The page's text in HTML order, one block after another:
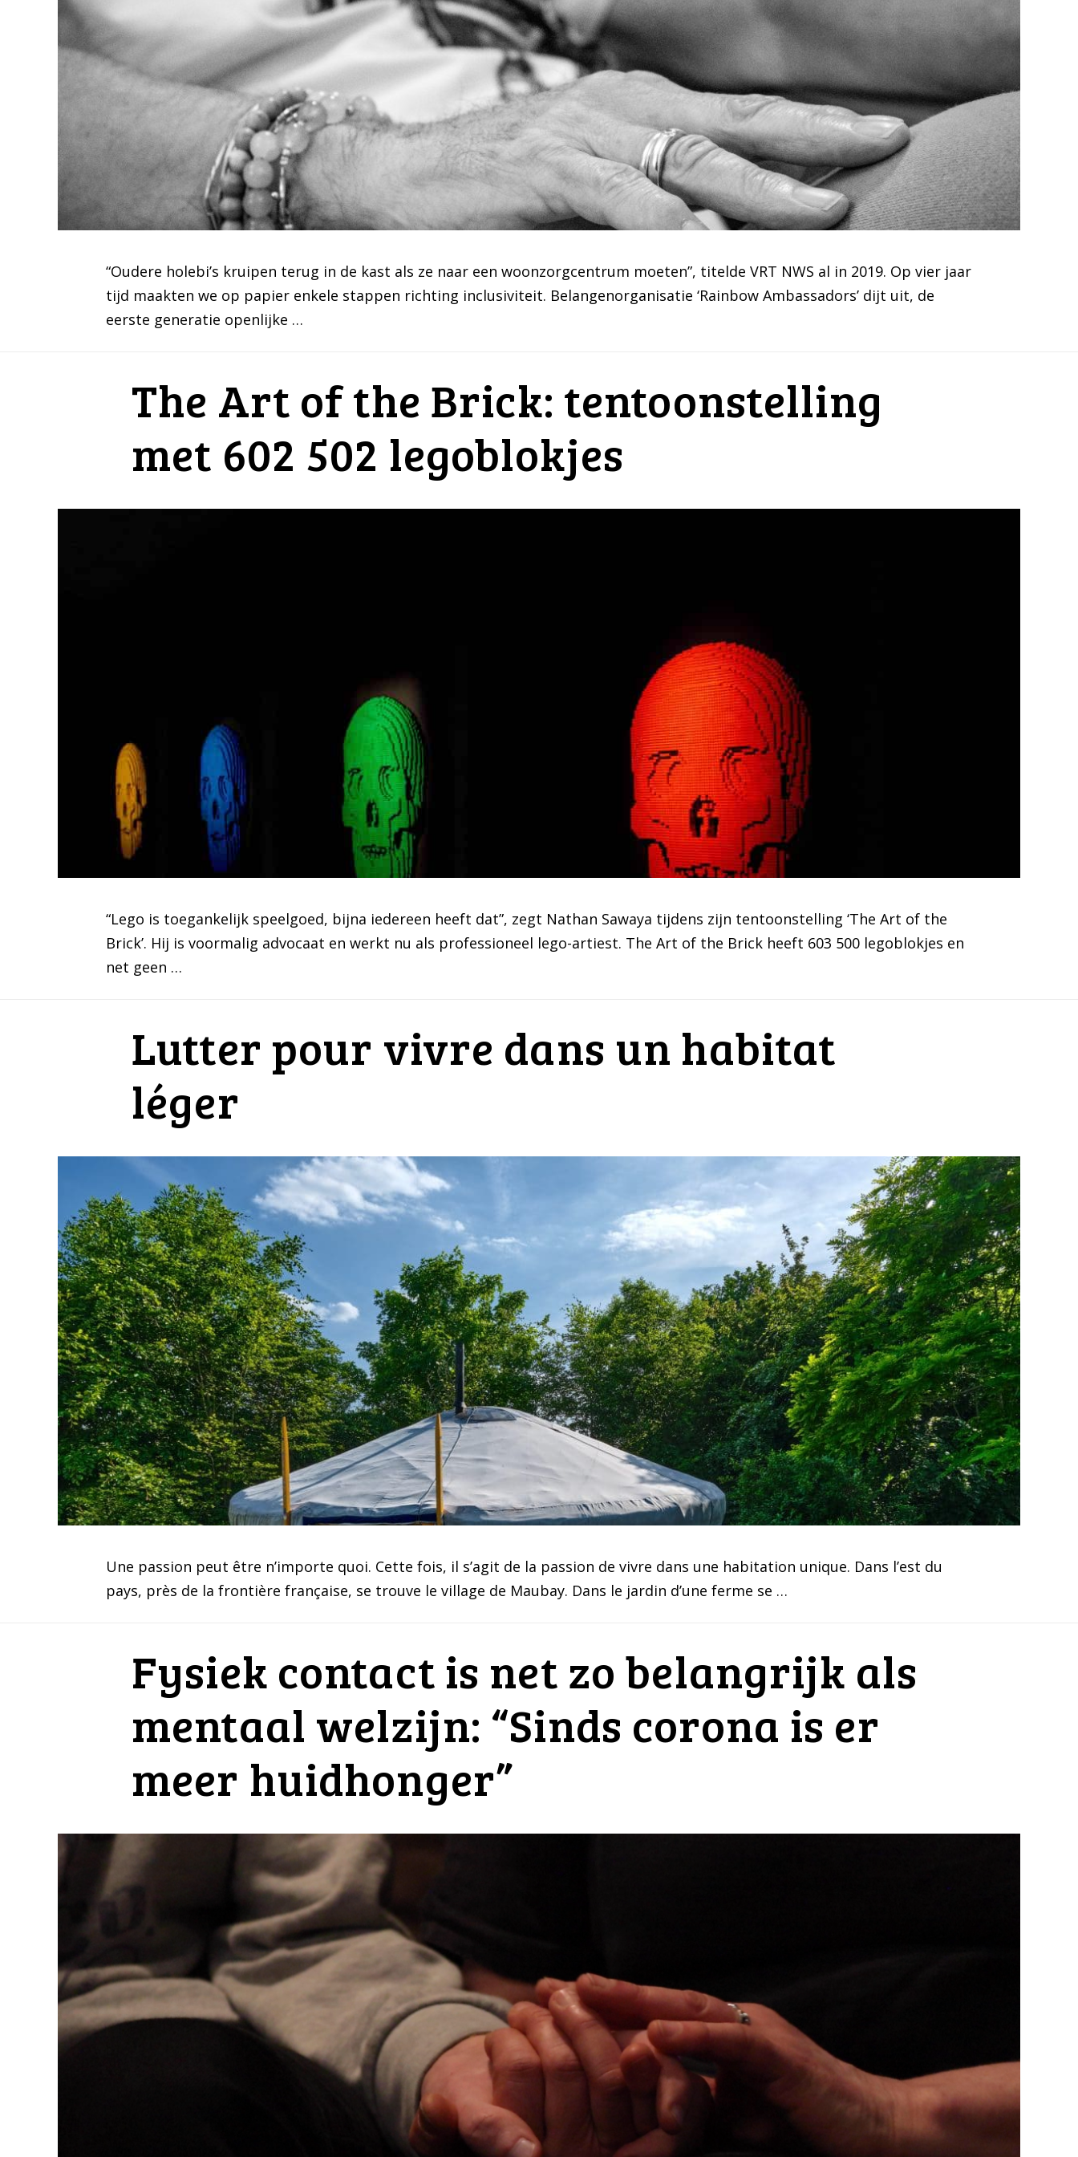
“Oudere holebi’s kruipen terug in de kast als ze naar een woonzorgcentrum moeten”, titelde VRT NWS al in 2019. Op vier jaar
tijd maakten we op papier enkele stappen richting inclusiviteit. Belangenorganisatie ‘Rainbow Ambassadors’ dijt uit, de
eerste generatie openlijke …
The Art of the Brick: tentoonstelling
met 602 502 legoblokjes
“Lego is toegankelijk speelgoed, bijna iedereen heeft dat”, zegt Nathan Sawaya tijdens zijn tentoonstelling ‘The Art of the
Brick’. Hij is voormalig advocaat en werkt nu als professioneel lego-artiest. The Art of the Brick heeft 603 500 legoblokjes en
net geen …
Lutter pour vivre dans un habitat
léger
Une passion peut être n’importe quoi. Cette fois, il s’agit de la passion de vivre dans une habitation unique. Dans l’est du
pays, près de la frontière française, se trouve le village de Maubay. Dans le jardin d’une ferme se …
Fysiek contact is net zo belangrijk als
mentaal welzijn: “Sinds corona is er
meer huidhonger”